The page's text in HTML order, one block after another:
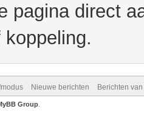
pagina direct
Nieuwe berichten Berichten
Group